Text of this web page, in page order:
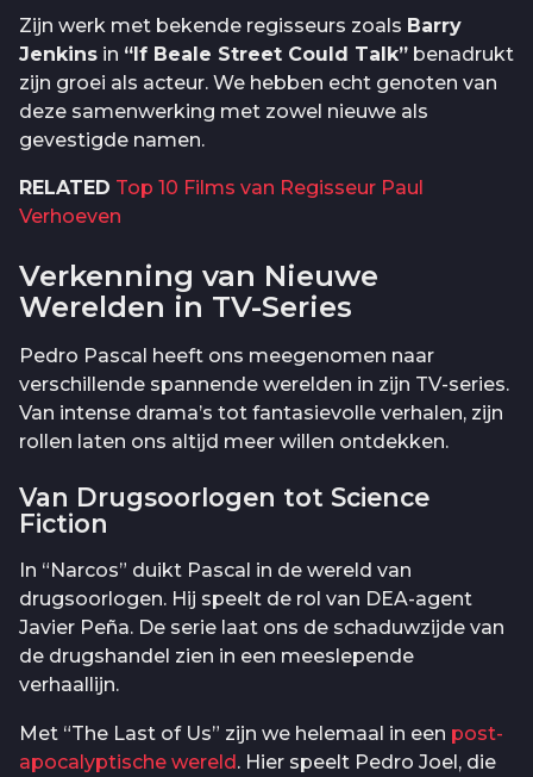
Zijn werk met bekende regisseurs zoals Barry
Jenkins in “If Beale Street Could Talk” benadrukt
zijn groei als acteur. We hebben echt genoten van
deze samenwerking met zowel nieuwe als
gevestigde namen.
RELATED Top 10 Films van Regisseur Paul
Verhoeven
Verkenning van Nieuwe
Werelden in TV-Series
Pedro Pascal heeft ons meegenomen naar
verschillende spannende werelden in zijn TV-series.
Van intense drama’s tot fantasievolle verhalen, zijn
rollen laten ons altijd meer willen ontdekken.
Van Drugsoorlogen tot Science
Fiction
In “Narcos” duikt Pascal in de wereld van
drugsoorlogen. Hij speelt de rol van DEA-agent
Javier Peña. De serie laat ons de schaduwzijde van
de drugshandel zien in een meeslepende
verhaallijn.
Met “The Last of Us” zijn we helemaal in een post-
apocalyptische wereld. Hier speelt Pedro Joel, die